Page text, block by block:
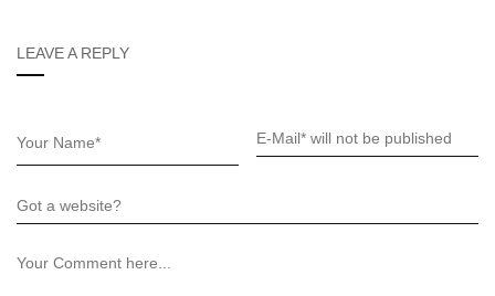
LEAVE A REPLY